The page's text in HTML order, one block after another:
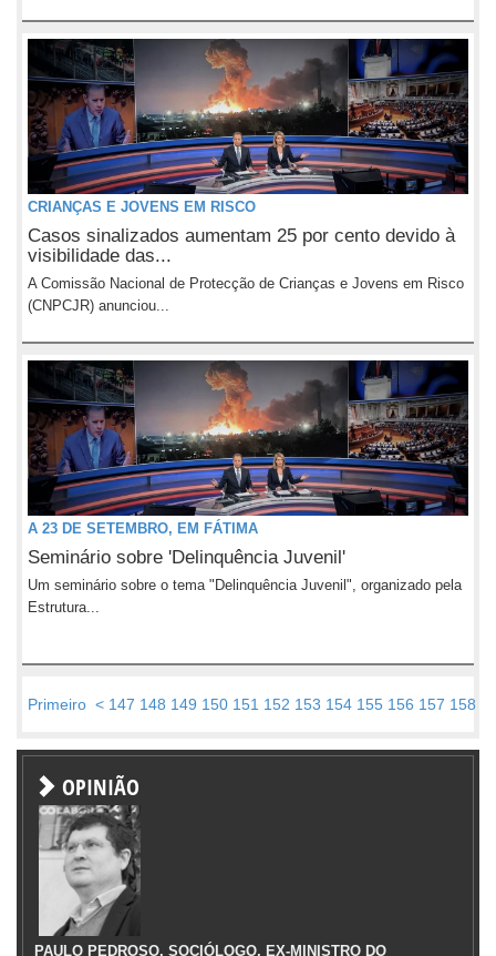
CRIANÇAS E JOVENS EM RISCO
Casos sinalizados aumentam 25 por cento devido à
visibilidade das...
A Comissão Nacional de Protecção de Crianças e Jovens em Risco
(CNPCJR) anunciou...
A 23 DE SETEMBRO, EM FÁTIMA
Seminário sobre 'Delinquência Juvenil'
Um seminário sobre o tema "Delinquência Juvenil", organizado pela
Estrutura...
Primeiro < 147 148 149 150 151 152 153 154 155 156 157 158
OPINIÃO
PAULO PEDROSO, SOCIÓLOGO, EX-MINISTRO DO